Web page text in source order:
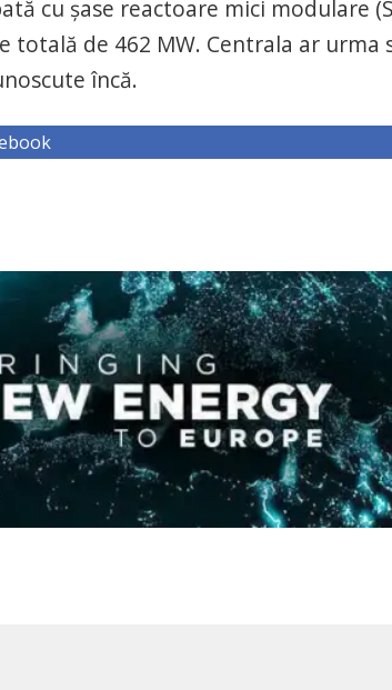
cu șase reactoare mici modulare
totală de 462 MW. Centrala ar urma
încă.